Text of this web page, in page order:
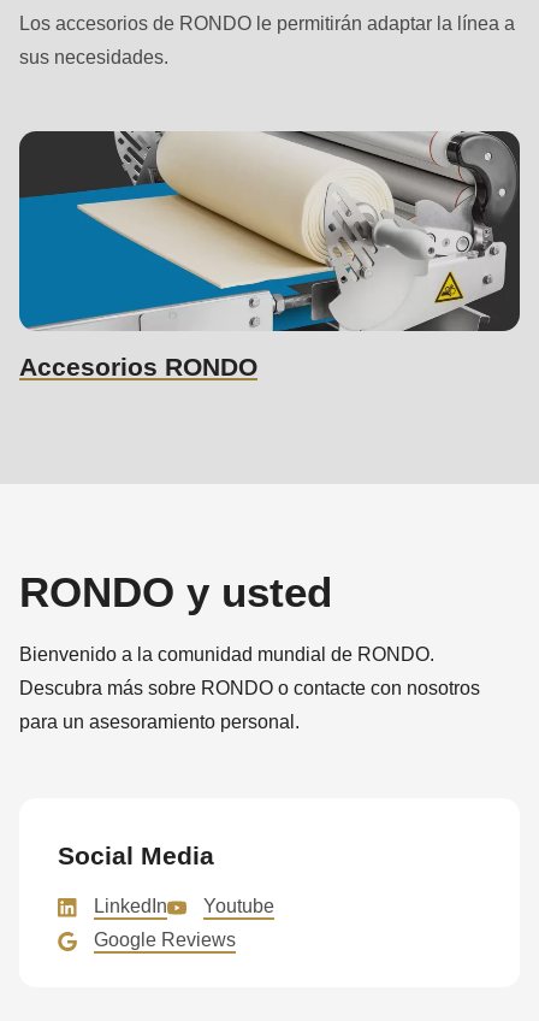
Los accesorios de RONDO le permitirán adaptar la línea a
sus necesidades.
Accesorios RONDO
RONDO y usted
Bienvenido a la comunidad mundial de RONDO.
Descubra más sobre RONDO o contacte con nosotros
para un asesoramiento personal.
Social Media
LinkedIn
Youtube
Google Reviews